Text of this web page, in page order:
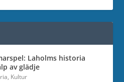
Laholms historia
av glädje
, Kultur